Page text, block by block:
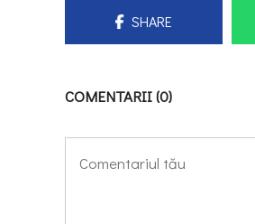
SHARE
COMENTARII (0)